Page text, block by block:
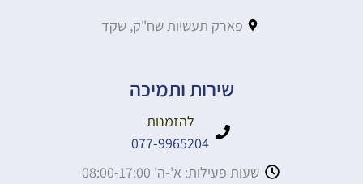
פארק תעשיות שח"ק, שקד
שירות ותמיכה
להזמנות
077-9965204
שעות פעילות: א'-ה' 08:00-17:00